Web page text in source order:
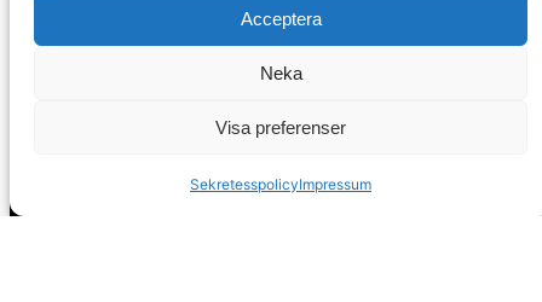
Acceptera
Neka
Visa preferenser
SekretesspolicyImpressum
☎ 0034 669 738 682